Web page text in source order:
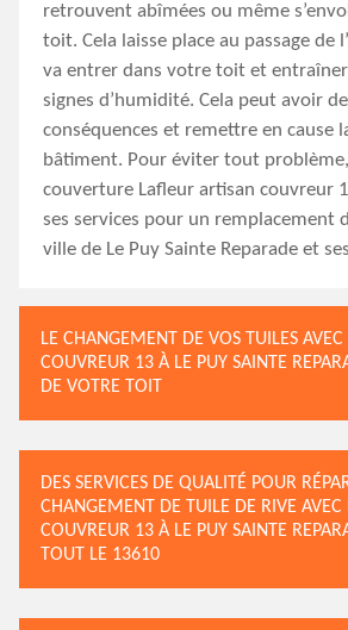
retrouvent abîmées ou même
toit. Cela laisse place au passage de
va entrer dans votre toit et entraîner
signes d’humidité. Cela peut avoir
conséquences et remettre en cause
bâtiment. Pour éviter tout
couverture Lafleur artisan couvreur
ses services pour un remplacement
ville de Le Puy Sainte Reparade et
LE CHANGEMENT DE VOS TUILES AVEC
COUVREUR 13 À LE PUY SAINTE
DE VOTRE TOIT
DES SERVICES DE QUALITÉ POUR
CHANGEMENT DE TUILE DE RIVE AVEC
COUVREUR 13 À LE PUY SAINTE
TOUT LE 13610